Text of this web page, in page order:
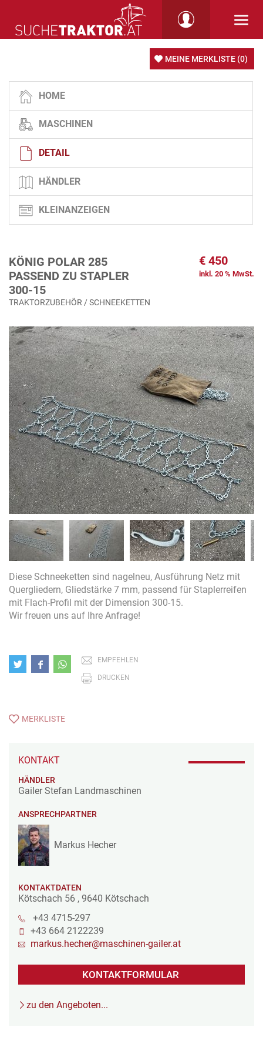
MEINE MERKLISTE (0)
HOME
MASCHINEN
DETAIL
HÄNDLER
KLEINANZEIGEN
KÖNIG POLAR 285
PASSEND ZU STAPLER
300-15
€ 450
inkl. 20 % MwSt.
TRAKTORZUBEHÖR / SCHNEEKETTEN
Diese Schneeketten sind nagelneu, Ausführung Netz mit
Quergliedern, Gliedstärke 7 mm, passend für Staplerreifen
mit Flach-Profil mit der Dimension 300-15.
Wir freuen uns auf Ihre Anfrage!
EMPFEHLEN
DRUCKEN
MERKLISTE
KONTAKT
HÄNDLER
Gailer Stefan Landmaschinen
ANSPRECHPARTNER
Markus Hecher
KONTAKTDATEN
Kötschach 56 , 9640 Kötschach
+43 4715-297
+43 664 2122239
markus.hecher@maschinen-gailer.at
KONTAKTFORMULAR
zu den Angeboten...